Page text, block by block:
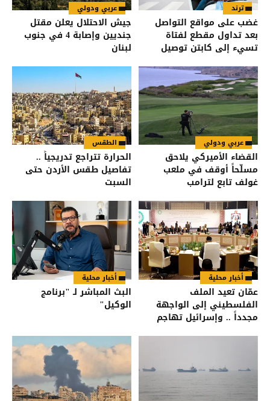
ترند
غضب على مواقع التواصل
بعد تداول مقطع لفتاة
تسيء إلى كابتن توصيل
عربي ودولي
جيش الاحتلال يعلن مقتل
جنديين وإصابة 4 في جنوب
لبنان
عربي ودولي
القضاء الأميركي يلاحق
مسلّحاً أوقف في ملعب
غولف تابع لترامب
الطقس
الحرارة تتراجع تدريجياً ..
تفاصيل طقس الأردن حتى
السبت
أخبار محلية
عمّان تعيد الملف
الفلسطيني إلى الواجهة
مجدداً .. وإسرائيل تهاجم
أخبار محلية
البث المباشر لـ "برنامج
الوكيل"